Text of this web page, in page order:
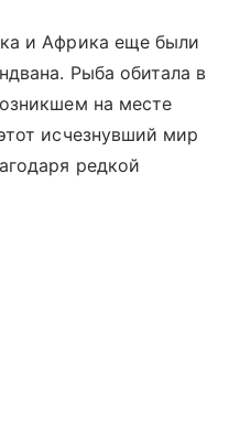
и Африка еще были
Рыба обитала в
на месте
исчезнувший мир
редкой